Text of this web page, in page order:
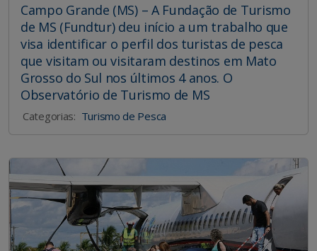
Campo Grande (MS) – A Fundação de Turismo
de MS (Fundtur) deu início a um trabalho que
visa identificar o perfil dos turistas de pesca
que visitam ou visitaram destinos em Mato
Grosso do Sul nos últimos 4 anos. O
Observatório de Turismo de MS
Categorias: Turismo de Pesca